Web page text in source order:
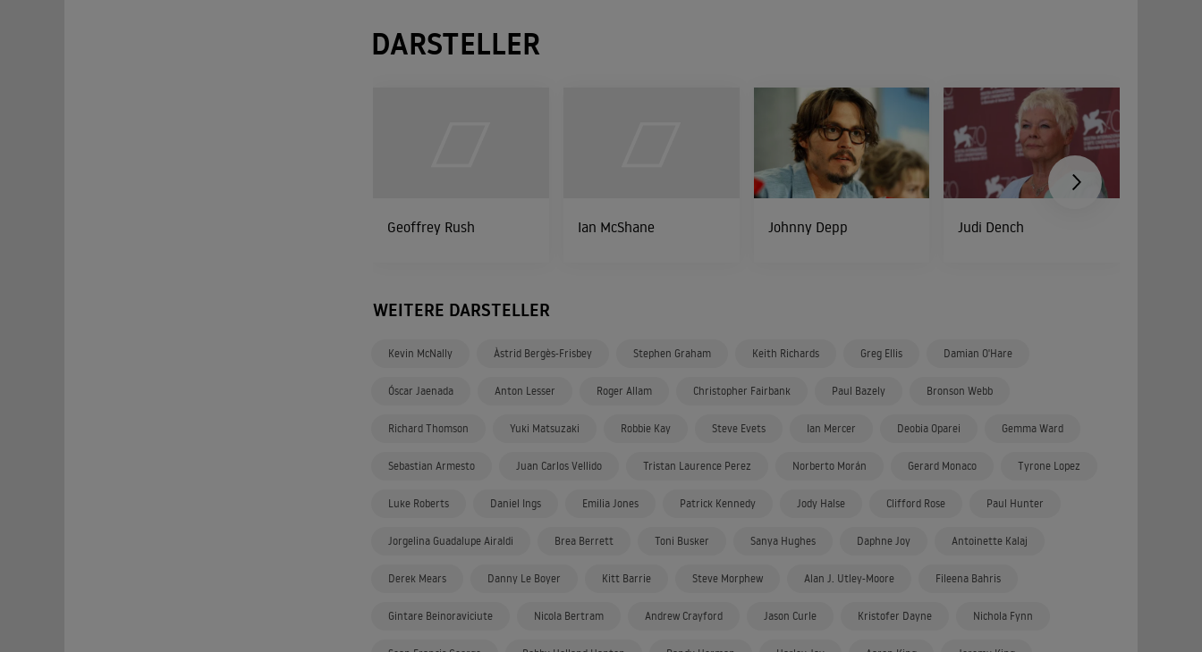
DARSTELLER
Geoffrey Rush Ian McShane Johnny Depp Judi Dench
WEITERE DARSTELLER
Kevin McNally Àstrid Bergès-Frisbey Stephen Graham Keith Richards Greg Ellis Damian O'Hare
Óscar Jaenada Anton Lesser Roger Allam Christopher Fairbank Paul Bazely Bronson Webb
Richard Thomson Yuki Matsuzaki Robbie Kay Steve Evets Ian Mercer Deobia Oparei Gemma Ward
Sebastian Armesto Juan Carlos Vellido Tristan Laurence Perez Norberto Morán Gerard Monaco Tyrone Lopez
Luke Roberts Daniel Ings Emilia Jones Patrick Kennedy Jody Halse Clifford Rose Paul Hunter
Jorgelina Guadalupe Airaldi Brea Berrett Toni Busker Sanya Hughes Daphne Joy Antoinette Kalaj
Derek Mears Danny Le Boyer Kitt Barrie Steve Morphew Alan J. Utley-Moore Fileena Bahris
Gintare Beinoraviciute Nicola Bertram Andrew Crayford Jason Curle Kristofer Dayne Nichola Fynn